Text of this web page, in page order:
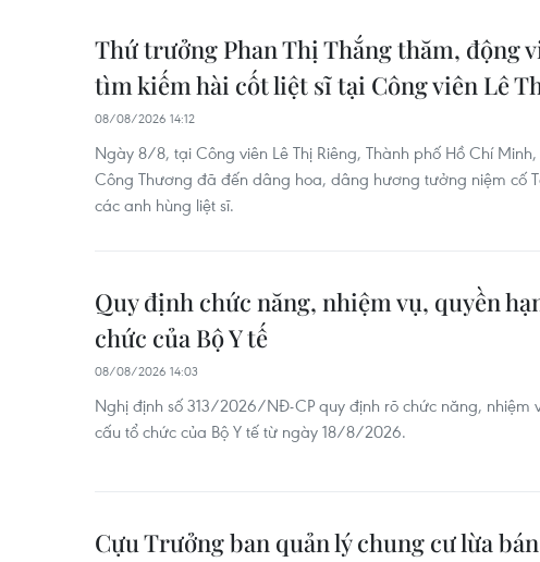
Thứ trưởng Phan Thị Thắng thăm, động
tìm kiếm hài cốt liệt sĩ tại Công viên Lê
08/08/2026 14:12
Ngày 8/8, tại Công viên Lê Thị Riêng, Thành phố Hồ Chí
Công Thương đã đến dâng hoa, dâng hương tưởng niệm cố
các anh hùng liệt sĩ.
Quy định chức năng, nhiệm vụ, quyền
chức của Bộ Y tế
08/08/2026 14:03
Nghị định số 313/2026/NĐ-CP quy định rõ chức năng, nhiệm
cấu tổ chức của Bộ Y tế từ ngày 18/8/2026.
Cựu Trưởng ban quản lý chung cư lừa